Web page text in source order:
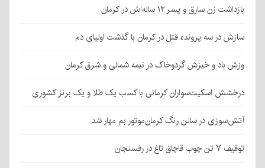
بازداشت زن سارق و پسر ۱۲ ساله‌اش در کرمان
سازش در سه پرونده قتل در کرمان با گذشت اولیای دم
وزش باد و خیزش گردوخاک در نیمه شمالی و شرق کرمان
درخشش اسکیت‌سواران کرمانی با کسب یک طلا و یک برنز کشوری
آتش‌سوزی در سالن رنگ کرمان‌موتور بم مهار شد
توقیف ۷ تن چوب قاچاق تاغ در رفسنجان